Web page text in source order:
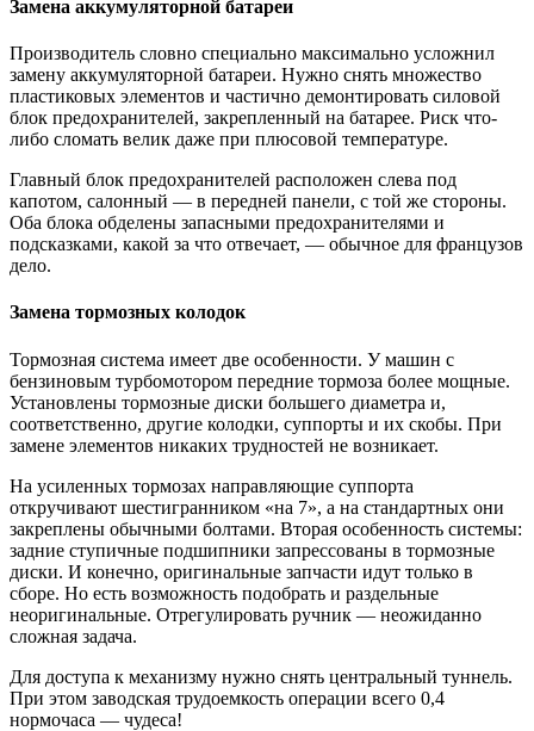
Замена аккумуляторной батареи
Производитель словно специально максимально усложнил
замену аккумуляторной батареи. Нужно снять множество
пластиковых элементов и частично демонтировать силовой
блок предохранителей, закрепленный на батарее. Риск что-
либо сломать велик даже при плюсовой температуре.
Главный блок предохранителей расположен слева под
капотом, салонный — в передней панели, с той же стороны.
Оба блока обделены запасными предохранителями и
подсказками, какой за что отвечает, — обычное для французов
дело.
Замена тормозных колодок
Тормозная система имеет две особенности. У машин с
бензиновым турбомотором передние тормоза более мощные.
Установлены тормозные диски большего диаметра и,
соответственно, другие колодки, суппорты и их скобы. При
замене элементов никаких трудностей не возникает.
На усиленных тормозах направляющие суппорта
откручивают шестигранником «на 7», а на стандартных они
закреплены обычными болтами. Вторая особенность системы:
задние ступичные подшипники запрессованы в тормозные
диски. И конечно, оригинальные запчасти идут только в
сборе. Но есть возможность подобрать и раздельные
неоригинальные. Отрегулировать ручник — неожиданно
сложная задача.
Для доступа к механизму нужно снять центральный туннель.
При этом заводская трудоемкость операции всего 0,4
нормочаса — чудеса!